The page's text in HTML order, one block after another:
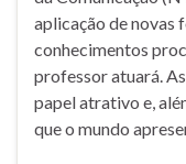
aplicação de novas
conhecimentos
professor atuará.
papel atrativo e,
que o mundo